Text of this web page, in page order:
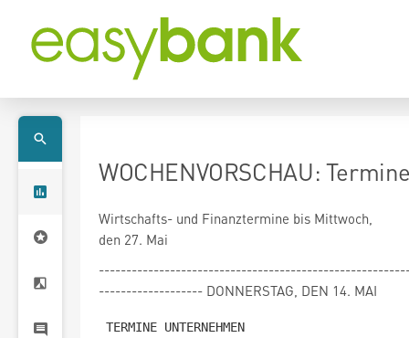
WOCHENVORSCHAU:
Wirtschafts- und Finanztermine bis Mittwoch,
den 27. Mai
------------------- DONNERSTAG, DEN 14. MAI
TERMINE UNTERNEHMEN